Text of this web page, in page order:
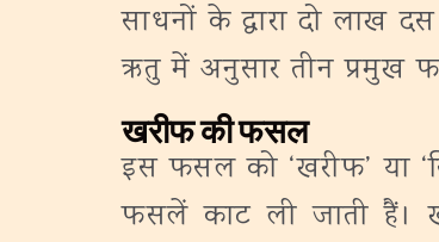
साधनों के द्वारा दो लाख
ऋतु में अनुसार तीन प्रमुख
खरीफ की फसल
इस फसल को ‘खरीफ’ या
फसलें काट ली जाती हैं।